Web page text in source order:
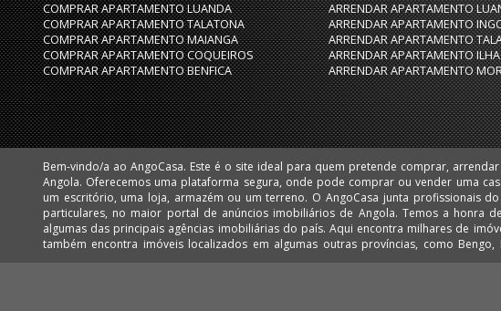
COMPRAR APARTAMENTO LUANDA
COMPRAR APARTAMENTO TALATONA
COMPRAR APARTAMENTO MAIANGA
COMPRAR APARTAMENTO COQUEIROS
COMPRAR APARTAMENTO BENFICA
ARRENDAR APARTAMENTO
ARRENDAR APARTAMENTO
ARRENDAR APARTAMENTO
ARRENDAR APARTAMENTO
ARRENDAR APARTAMENTO
Bem-vindo/a ao AngoCasa. Este é o site ideal para quem pretende comprar,
Angola. Oferecemos uma plataforma segura, onde pode comprar ou vender uma
um escritório, uma loja, armazém ou um terreno. O AngoCasa junta profissionais do ramo imobiliário e
particulares, no maior portal de anúncios imobiliários de Angola. Temos a honra
algumas das principais agências imobiliárias do país. Aqui encontra milhares de imóveis em Luanda, mas
também encontra imóveis localizados em algumas outras províncias, como Bengo,
Huíla e Namibe. Facilmente poderá encontrar apartamentos, vivendas, escritórios e
mais desejadas de Luanda, como: Talatona, Benfica, Lar do Patriota, Camama,
Cabo, Ingombota, Kinaxixi, Maculusso, Maianga, Morro Bento, Nova Vida, Viana e Vila Alice Assim como
muitos imóveis nas centralidades de Luanda: Kilamba e Sequele. Comprar e